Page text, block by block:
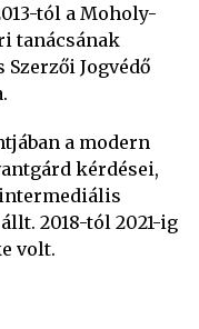
tól a Moholy-
tanácsának
Jogvédő
a modern
kérdései,
2018-tól 2021-ig
volt.